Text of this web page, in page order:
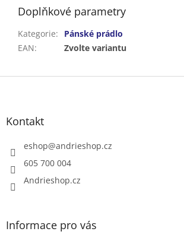
Doplňkové parametry
Kategorie:
Pánské prádlo
EAN: Zvolte variantu
Z
Kontakt
eshop@andrieshop.cz
605 700 004
Andrieshop.cz
Informace pro vás